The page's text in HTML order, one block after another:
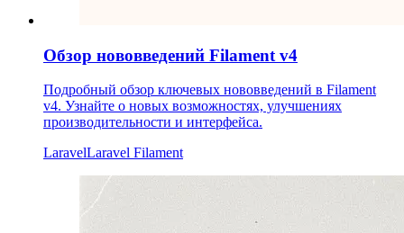
Обзор нововведений Filament v4
Подробный обзор ключевых нововведений в Filament
v4. Узнайте о новых возможностях, улучшениях
производительности и интерфейса.
LaravelLaravel Filament